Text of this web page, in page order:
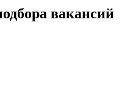
вакансий